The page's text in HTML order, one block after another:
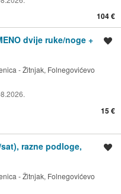
104 €
dvije ruke/noge +
- Žitnjak, Folnegovićevo
15 €
razne podloge,
- Žitnjak, Folnegovićevo